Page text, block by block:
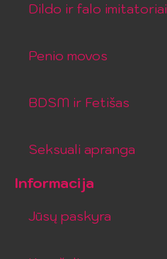
Dildo ir falo imitatoriai
Penio movos
BDSM ir Fetišas
Seksuali apranga
Informacija
Jūsų paskyra